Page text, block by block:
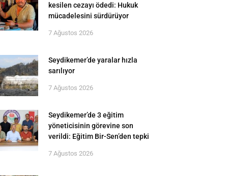
kesilen cezayı ödedi: Hukuk
mücadelesini sürdürüyor
7 Ağustos 2026
Seydikemer’de yaralar hızla
sarılıyor
7 Ağustos 2026
Seydikemer’de 3 eğitim
yöneticisinin görevine son
verildi: Eğitim Bir-Sen’den tepki
7 Ağustos 2026